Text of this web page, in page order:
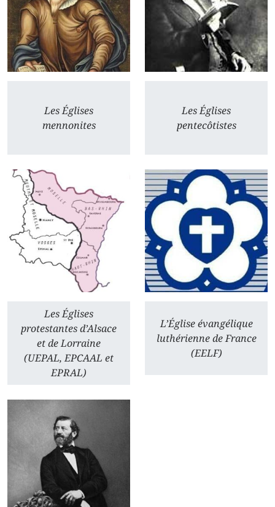
Les Églises
mennonites
Les Églises
pentecôtistes
Les Églises
protestantes d’Alsace
et de Lorraine
(UEPAL, EPCAAL et
EPRAL)
L’Église évangélique
luthérienne de France
(EELF)